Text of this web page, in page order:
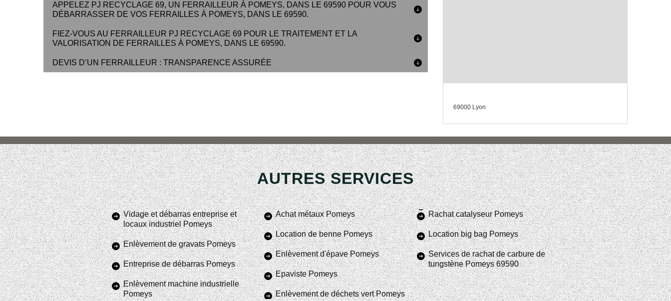
APPELEZ PJ RECYCLAGE 69, UN FERRAILLEUR À POMEYS, DANS LE 69590 POUR VOUS
DÉBARRASSER DE VOS FERRAILLES À POMEYS, DANS LE 69590.
FIEZ-VOUS AU FERRAILLEUR PJ RECYCLAGE 69 POUR LE TRAITEMENT ET LA
VALORISATION DE FERRAILLES À POMEYS, DANS LE 69590.
DEVIS D’UN FERRAILLEUR : TRANSPARENCE ASSURÉE
69000 Lyon
AUTRES SERVICES
Vidage et débarras entreprise et
locaux industriel Pomeys
Enlèvement de gravats Pomeys
Entreprise de débarras Pomeys
Enlèvement machine industrielle
Pomeys
Achat métaux Pomeys
Location de benne Pomeys
Enlèvement d'épave Pomeys
Epaviste Pomeys
Enlèvement de déchets vert Pomeys
Rachat catalyseur Pomeys
Location big bag Pomeys
Services de rachat de carbure de
tungstène Pomeys 69590